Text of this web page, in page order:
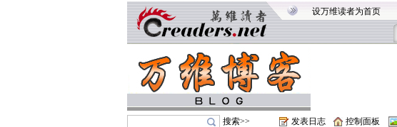
设万维读者为首页
搜索>> 发表日志 控制面板